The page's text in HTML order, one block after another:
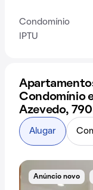
Condomínio
IPTU
Condomínio
Azevedo, 790
Anúncio novo
Alugar